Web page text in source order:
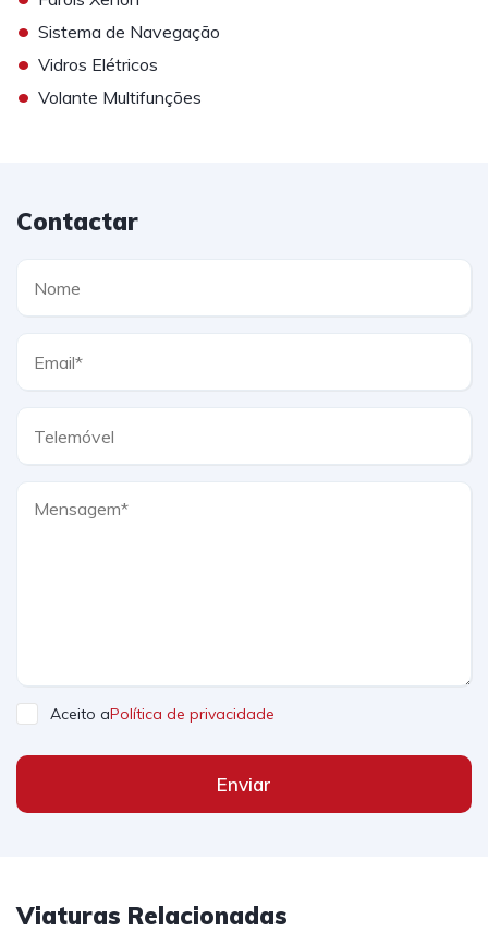
• Sistema de Navegação
• Vidros Elétricos
• Volante Multifunções
Contactar
Aceito aPolítica de privacidade
Enviar
Viaturas Relacionadas